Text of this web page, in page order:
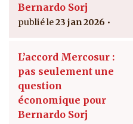
Bernardo Sorj
23 jan 2026
L’accord Mercosur :
pas seulement une
question
économique pour
Bernardo Sorj